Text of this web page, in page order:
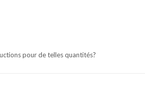
pour de telles quantités?